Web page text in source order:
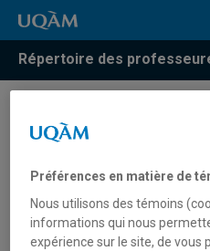
Répertoire des
Résultats de
numériques
Préférences en matière de
Nous utilisons des témoins
informations qui nous
expérience sur le site, de vous